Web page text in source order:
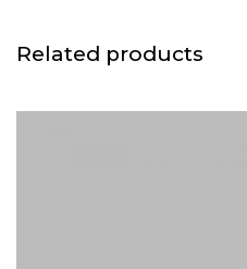
Related products